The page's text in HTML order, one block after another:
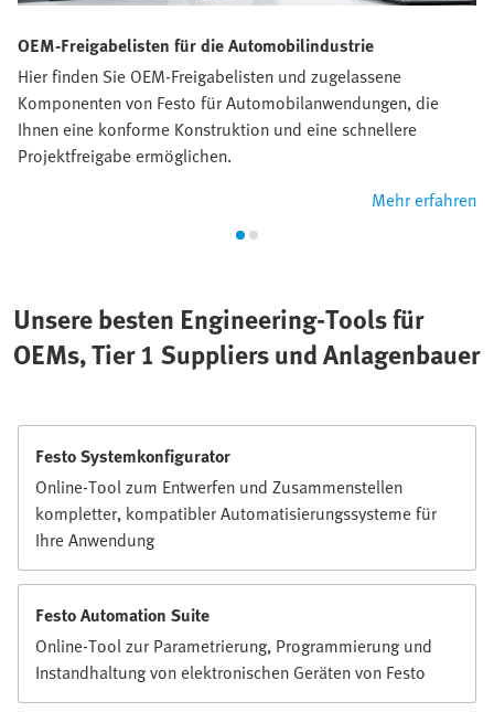
OEM-Freigabelisten für die Automobilindustrie
Hier finden Sie OEM-Freigabelisten und zugelassene
Komponenten von Festo für Automobilanwendungen, die
Ihnen eine konforme Konstruktion und eine schnellere
Projektfreigabe ermöglichen.
Mehr erfahren
Unsere besten Engineering-Tools für
OEMs, Tier 1 Suppliers und Anlagenbauer
Festo Systemkonfigurator
Online-Tool zum Entwerfen und Zusammenstellen
kompletter, kompatibler Automatisierungssysteme für
Ihre Anwendung
Festo Automation Suite
Online-Tool zur Parametrierung, Programmierung und
Instandhaltung von elektronischen Geräten von Festo